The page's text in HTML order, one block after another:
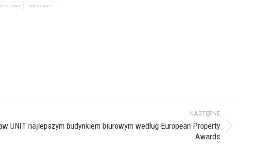
wieżowiec
NASTĘPNE
UNIT najlepszym budynkiem biurowym według European Property
Awards